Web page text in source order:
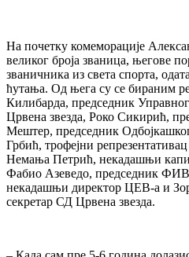
На почетку комеморације
великог броја званица, његове
званичника из света спорта,
ћутања. Од њега су се бираним
Килибарда, председник
Црвена звезда, Роко Сикирић,
Мештер, председник
Грбић, трофејни
Немања Петрић, некадашњи
Фабио Азеведо, председник
некадашњи директор ЦЕВ-а и
секретар СД Црвена звезда.